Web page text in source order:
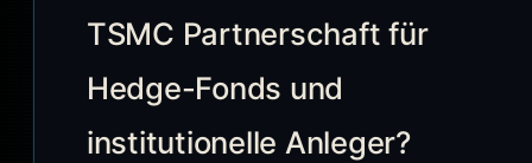
TSMC Partnerschaft für
Hedge-Fonds und
institutionelle Anleger?